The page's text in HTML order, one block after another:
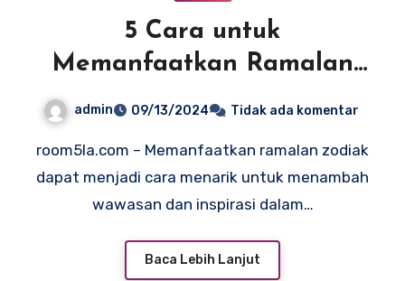
5 Cara untuk
Memanfaatkan Ramalan
admin 09/13/2024 Tidak ada komentar
room5la.com – Memanfaatkan ramalan zodiak
dapat menjadi cara menarik untuk menambah
wawasan dan inspirasi dalam…
Baca Lebih Lanjut